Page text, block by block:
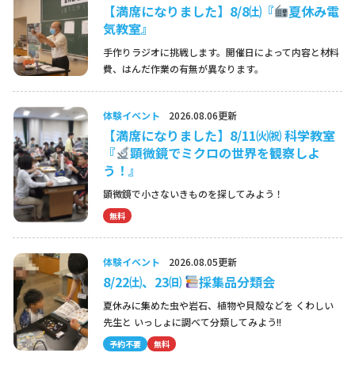
【満席になりました】8/8㈯『
夏休み電
気教室』
手作りラジオに挑戦します。開催日によって内容と材料
費、はんだ作業の有無が異なります。
体験イベント 2026.08.06更新
【満席になりました】8/11㈫㈷ 科学教室
『
顕微鏡でミクロの世界を観察しよ
う！』
顕微鏡で小さないきものを探してみよう！
無料
体験イベント 2026.08.05更新
8/22㈯、23㈰ 採集品分類会
夏休みに集めた虫や岩石、植物や貝殻などを くわしい
先生と いっしょに調べて分類してみよう!!
予約不要 無料